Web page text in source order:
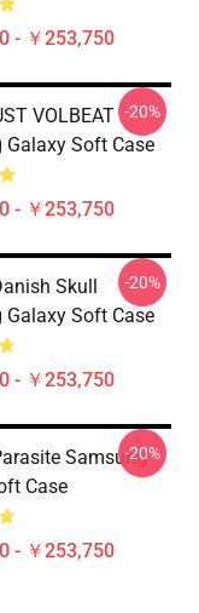
- ￥253,750
VOLBEAT
Galaxy Soft Case
- ￥253,750
-20%
Skull
Galaxy Soft Case
- ￥253,750
-20%
Samsung
Case
- ￥253,750
-20%